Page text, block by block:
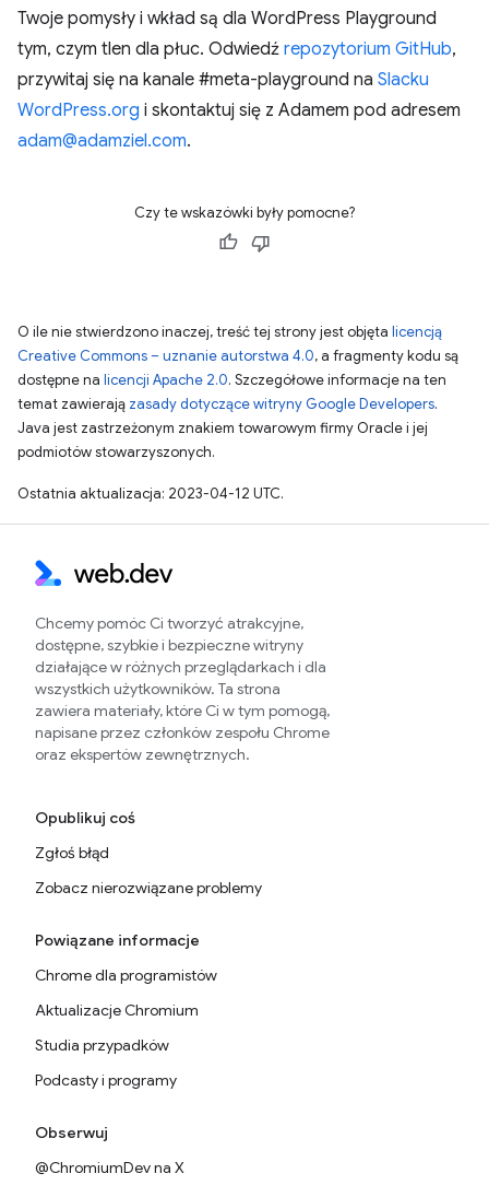
Twoje pomysły i wkład są dla WordPress Playground
tym, czym tlen dla płuc. Odwiedź repozytorium GitHub,
przywitaj się na kanale #meta-playground na Slacku
WordPress.org i skontaktuj się z Adamem pod adresem
adam@adamziel.com.
Czy te wskazówki były pomocne?
O ile nie stwierdzono inaczej, treść tej strony jest objęta licencją
Creative Commons – uznanie autorstwa 4.0, a fragmenty kodu są
dostępne na licencji Apache 2.0. Szczegółowe informacje na ten
temat zawierają zasady dotyczące witryny Google Developers.
Java jest zastrzeżonym znakiem towarowym firmy Oracle i jej
podmiotów stowarzyszonych.
Ostatnia aktualizacja: 2023-04-12 UTC.
Chcemy pomóc Ci tworzyć atrakcyjne,
dostępne, szybkie i bezpieczne witryny
działające w różnych przeglądarkach i dla
wszystkich użytkowników. Ta strona
zawiera materiały, które Ci w tym pomogą,
napisane przez członków zespołu Chrome
oraz ekspertów zewnętrznych.
Opublikuj coś
Zgłoś błąd
Zobacz nierozwiązane problemy
Powiązane informacje
Chrome dla programistów
Aktualizacje Chromium
Studia przypadków
Podcasty i programy
Obserwuj
@ChromiumDev na X